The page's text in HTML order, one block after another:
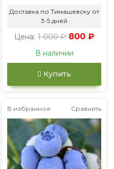
Доставка по Тимашевску от
3-5 дней
Цена: 1 000 ₽ 800 ₽
В наличии
Купить
В избранное Сравнить